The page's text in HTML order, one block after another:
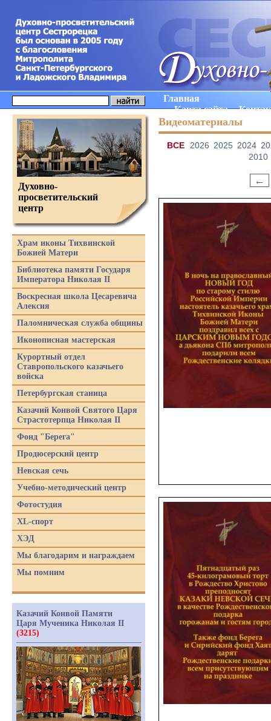
Главная
Карта сайта
Видеоматериалы
ВCE 2026 2025 2024
2010
←
Духовно-
просветительский
центр
Храм иконы Тихвинской
Божией Матери
Библиотека памяти Государя
Императора Николая II
Воскресная школа Цесаревича
Алексия
Паломническая служба общины
Иконописная мастерская
Курортный отдел
Ставропольского казачьего
войска
Петербургская станица
Казачий Конвой Святого Царя
Страстотерпца Николая II
Фонд "Берега"
Продюсерский центр
Невская сечь
Учебно-методический центр
Фотостудия
XL-спорт
ХЭД
Мы благодарим и награждаем
Мы помним
Казачий Конвой Памяти
Царя Мученика Николая II
(3215)